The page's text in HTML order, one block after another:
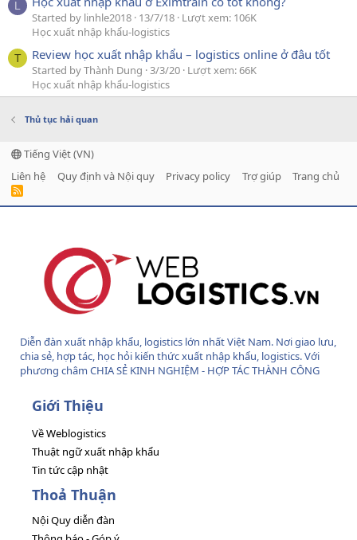
L
Started by linhle2018 13/7/18 Lượt xem: 106K
Học xuất nhập khẩu-logistics
T Review học xuất nhập khẩu – logistics online ở đâu tốt
Started by Thành Dung 3/3/20 Lượt xem: 66K
Học xuất nhập khẩu-logistics
Thủ tục hải quan
Tiếng Việt (VN)
Liên hệ
Quy định và Nội quy Privacy policy Trợ giúp Trang chủ
R
Diễn đàn xuất nhập khẩu, logistics lớn nhất Việt Nam. Nơi giao lưu,
chia sẻ, hợp tác, học hỏi kiến thức xuất nhập khẩu, logistics. Với
phương châm CHIA SẺ KINH NGHIỆM - HỢP TÁC THÀNH CÔNG
Giới Thiệu
Về Weblogistics
Thuật ngữ xuất nhập khẩu
Tin tức cập nhật
Thoả Thuận
Nội Quy diễn đàn